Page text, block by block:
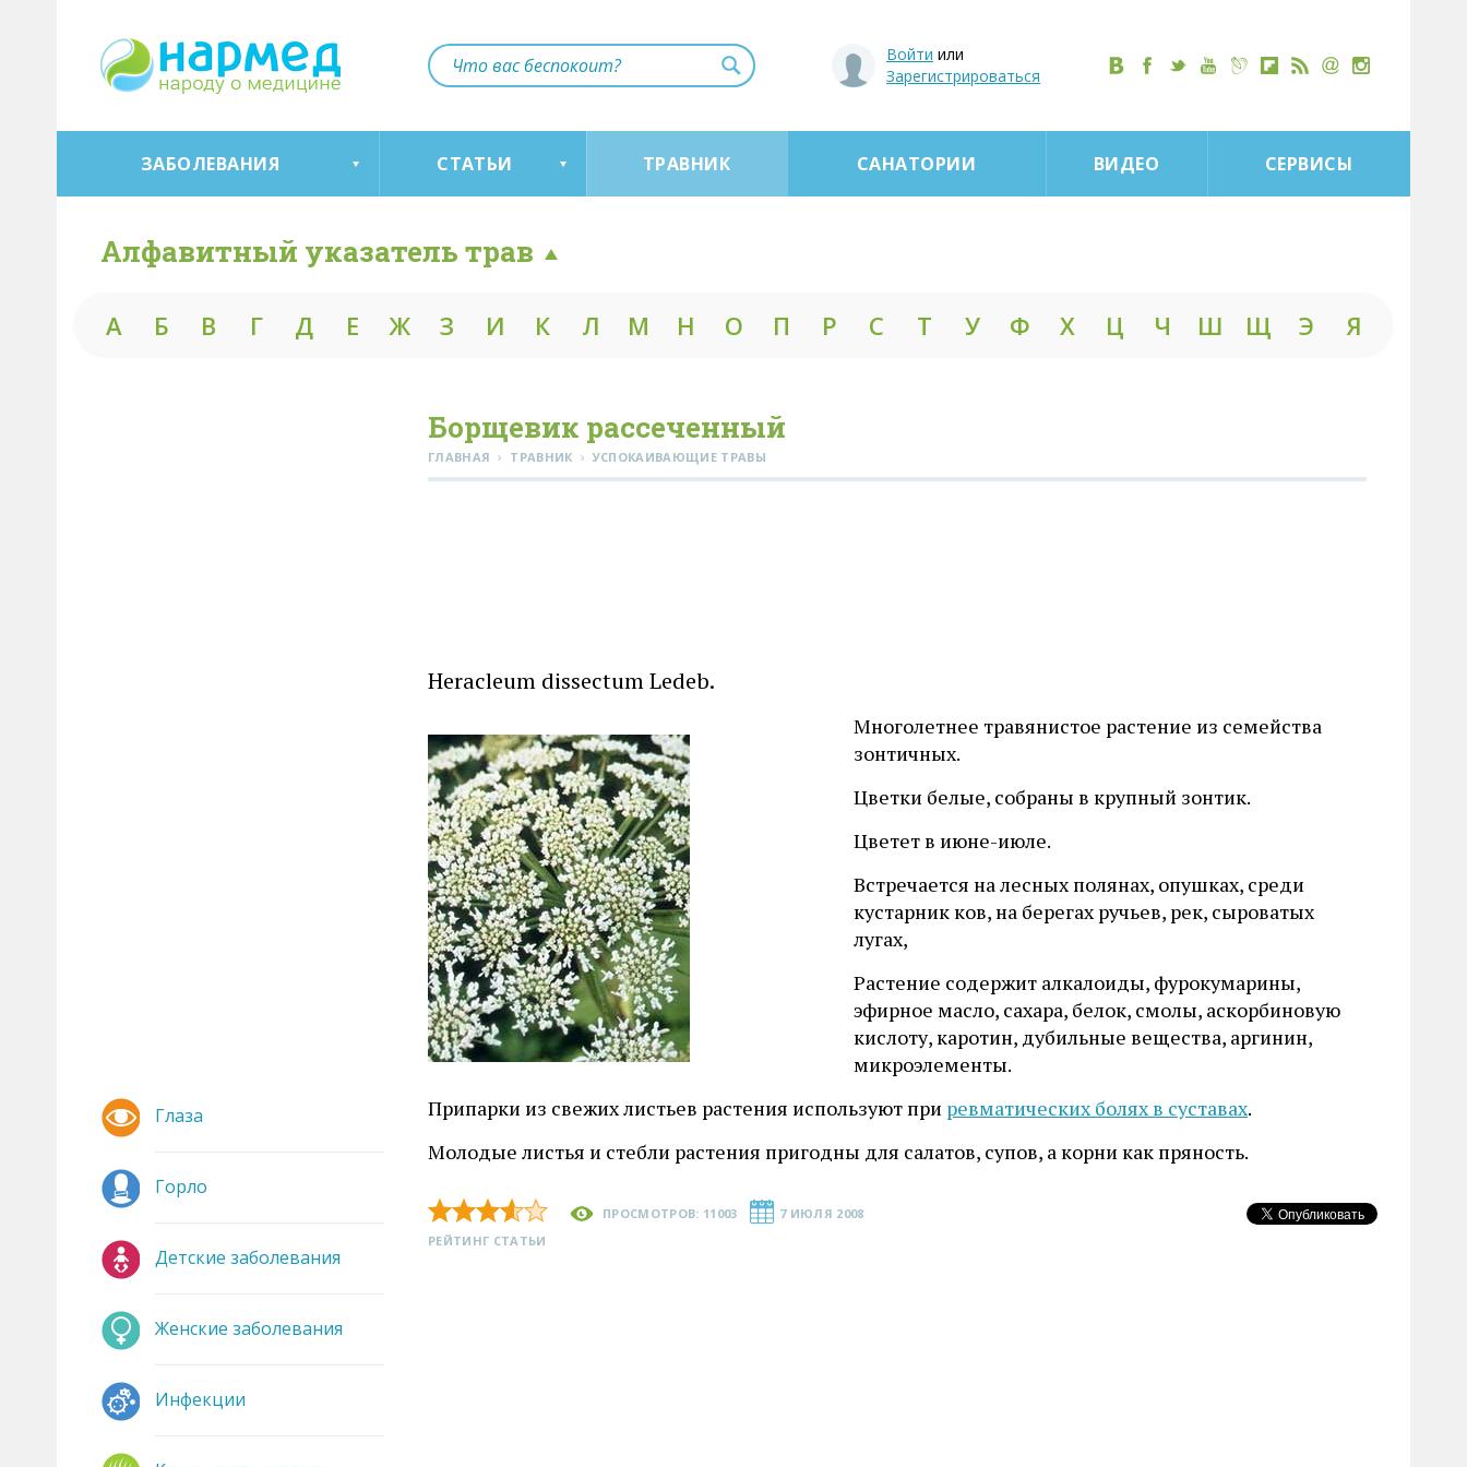
Войти или
Зарегистрироваться
ЗАБОЛЕВАНИЯ СТАТЬИ ТРАВНИК САНАТОРИИ ВИДЕО СЕРВИСЫ
Алфавитный указатель трав
А Б В Г Д Е Ж З И К Л М Н О П Р С Т У Ф Х Ц Ч Ш Щ Э Я
Борщевик рассеченный
ГЛАВНАЯ › ТРАВНИК › УСПОКАИВАЮЩИЕ ТРАВЫ
Heracleum dissectum Ledeb.
Многолетнее травянистое растение из семейства
зонтичных.
Цветки белые, собраны в крупный зонтик.
Цветет в июне-июле.
Встречается на лесных полянах, опушках, среди
кустарник ков, на берегах ручьев, рек, сыроватых
лугах,
Растение содержит алкалоиды, фурокумарины,
эфирное масло, сахара, белок, смолы, аскорбиновую
кислоту, каротин, дубильные вещества, аргинин,
микроэлементы.
Припарки из свежих листьев растения используют при ревматических болях в суставах.
Молодые листья и стебли растения пригодны для салатов, супов, а корни как пряность.
РЕЙТИНГ СТАТЬИ
ПРОСМОТРОВ: 11003 7 ИЮЛЯ 2008
Глаза
Горло
Детские заболевания
Женские заболевания
Инфекции